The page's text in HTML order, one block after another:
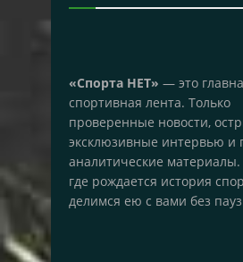
«Спорта НЕТ» — это
спортивная лента. Только
проверенные новости,
эксклюзивные интервью и
аналитические
где рождается история
делимся ею с вами без пауз